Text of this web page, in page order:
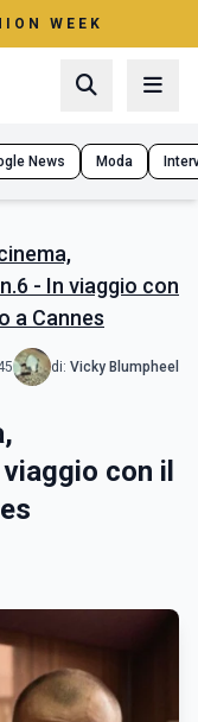
WEEK
News Moda
- In viaggio con
a Cannes
di: Vicky Blumpheel
con il